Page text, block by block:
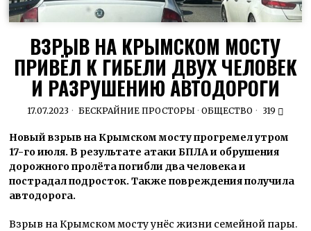
ВЗРЫВ НА КРЫМСКОМ МОСТУ
ПРИВЁЛ К ГИБЕЛИ ДВУХ ЧЕЛОВЕК
И РАЗРУШЕНИЮ АВТОДОРОГИ
17.07.2023 БЕСКРАЙНИЕ ПРОСТОРЫ · ОБЩЕСТВО 319
Новый взрыв на Крымском мосту прогремел утром
17-го июля. В результате атаки БПЛА и обрушения
дорожного пролёта погибли два человека и
пострадал подросток. Также повреждения получила
автодорога.
Взрыв на Крымском мосту унёс жизни семейной пары.